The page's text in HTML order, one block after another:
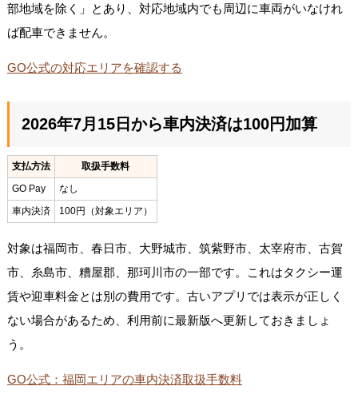
部地域を除く」とあり、対応地域内でも周辺に車両がいなけれ
ば配車できません。
GO公式の対応エリアを確認する
2026年7月15日から車内決済は100円加算
支払方法
取扱手数料
GO Pay
なし
車内決済
100円（対象エリア）
対象は福岡市、春日市、大野城市、筑紫野市、太宰府市、古賀
市、糸島市、糟屋郡、那珂川市の一部です。これはタクシー運
賃や迎車料金とは別の費用です。古いアプリでは表示が正しく
ない場合があるため、利用前に最新版へ更新しておきましょ
う。
GO公式：福岡エリアの車内決済取扱手数料